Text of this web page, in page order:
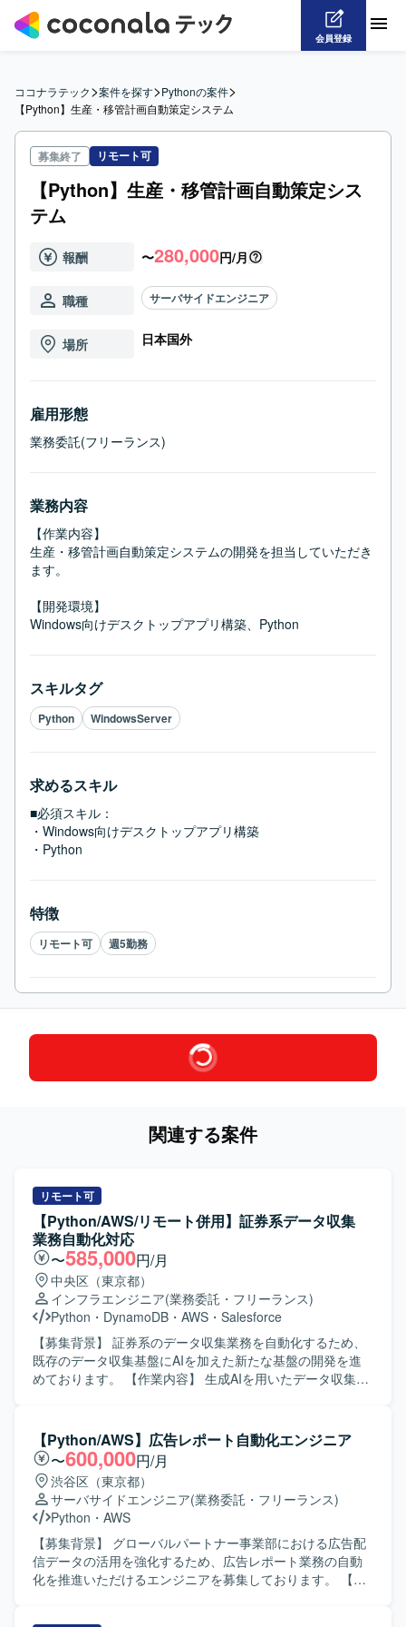
会員登録
ココナラテック>案件を探す>Pythonの案件>
【Python】生産・移管計画自動策定システム
募集終了 リモート可
【Python】生産・移管計画自動策定シス
テム
報酬 〜280,000円/月
職種 サーバサイドエンジニア
場所 日本国外
雇用形態
業務委託(フリーランス)
業務内容
【作業内容】
生産・移管計画自動策定システムの開発を担当していただき
ます。
【開発環境】
Windows向けデスクトップアプリ構築、Python
スキルタグ
Python WindowsServer
求めるスキル
■必須スキル：
・Windows向けデスクトップアプリ構築
・Python
特徴
リモート可 週5勤務
関連する案件
リモート可
【Python/AWS/リモート併用】証券系データ収集
業務自動化対応
〜585,000円/月
中央区（東京都）
インフラエンジニア(業務委託・フリーランス)
Python ・ DynamoDB ・ AWS ・ Salesforce
【募集背景】 証券系のデータ収集業務を自動化するため、
既存のデータ収集基盤にAIを加えた新たな基盤の開発を進
めております。 【作業内容】 生成AIを用いたデータ収集の
ビティの作成や、関連する処理ロジックの実装・改修を行
っていただきます。 【求める人物像】 自発的に調査や検証
を進められる方を求めております。 また、関係者と積極的
にコミュニケーションを取りながら業務を推進いただける
方を歓迎いたします。 【ポジションの魅力】 生成AIを活用
したデータ収集基盤の構築に携わることで、最新技術を用
いた業務自動化の知見を深めていただけます。 証券系シス
テムにおけるデータ活用やサーバレスアーキテクチャのノ
ウハウも獲得いただけます。 【開発環境】 Pythonおよび
【Python/AWS】広告レポート自動化エンジニア
〜600,000円/月
渋谷区（東京都）
サーバサイドエンジニア(業務委託・フリーランス)
Python ・ AWS
【募集背景】 グローバルパートナー事業部における広告配
信データの活用を強化するため、広告レポート業務の自動
化を推進いただけるエンジニアを募集しております。 【作